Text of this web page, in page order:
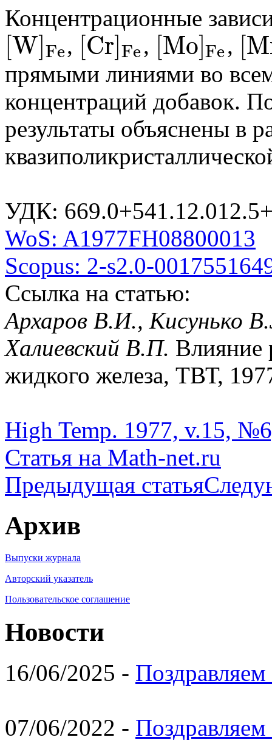
Концентрационные
[W] Fe
]F e , [Cr]Fe
Cr]Fe , [Mo]Fe
Mo]Fe , [M
Mn]Fe
прямыми линиями во
концентраций добавок.
результаты объяснены в
УДК:
WoS: A1977FH08800013
Scopus: 2-s2.0-
Ссылка на статью:
Архаров В.И., Кисунько
Халиевский В.П. Влияние
жидкого железа, ТВТ,
High Temp. 1977, v.15,
Статья на Math-net.ru
Предыдущая статья
Архив
Выпуски журнала
Авторский указатель
Пользовательское соглашение
Новости
16/06/2025 -
07/06/2022 -